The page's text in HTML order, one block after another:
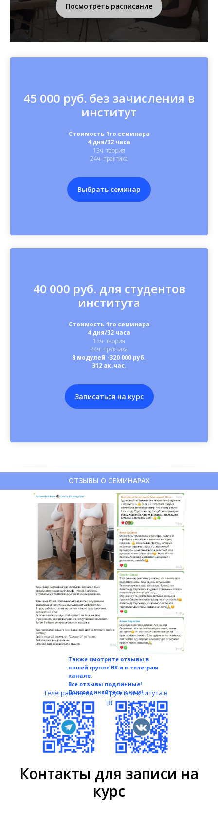
Посмотреть расписание
45 000 руб. без зачисления в
институт
Стоимость 1го семинара
4 дня/32 часа
13ч. теория
24ч. практика
Выбрать семинар
40 000 руб. для студентов
института
Стоимость 1го семинара
4 дня/32 часа
13ч. теория
24ч. практика
8 модулей -320 000 руб.
312 ак.час.
Записаться на курс
ОТЗЫВЫ О СЕМИНАРАХ
Также смотрите отзывы в
нашей группе ВК и в телеграм
канале.
Все отзывы подлинные!
Присоединяйтесь к нам!
Телеграм канал
>>
Группа института в
ВК >
Контакты для записи на
курс